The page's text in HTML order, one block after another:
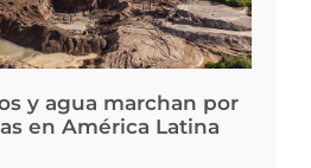
y agua marchan por
en América Latina